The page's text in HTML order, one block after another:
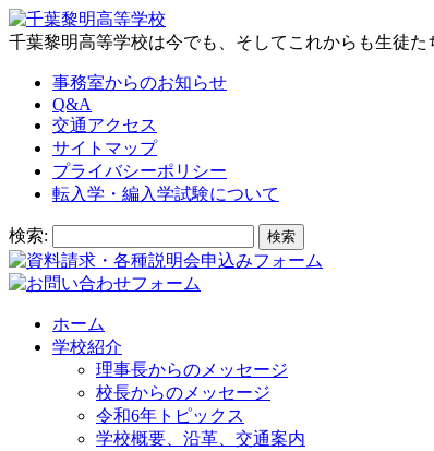
千葉黎明高等学校は今でも、そしてこれからも生徒
事務室からのお知らせ
Q&A
交通アクセス
サイトマップ
プライバシーポリシー
転入学・編入学試験について
検索:
ホーム
学校紹介
理事長からのメッセージ
校長からのメッセージ
令和6年トピックス
学校概要、沿革、交通案内